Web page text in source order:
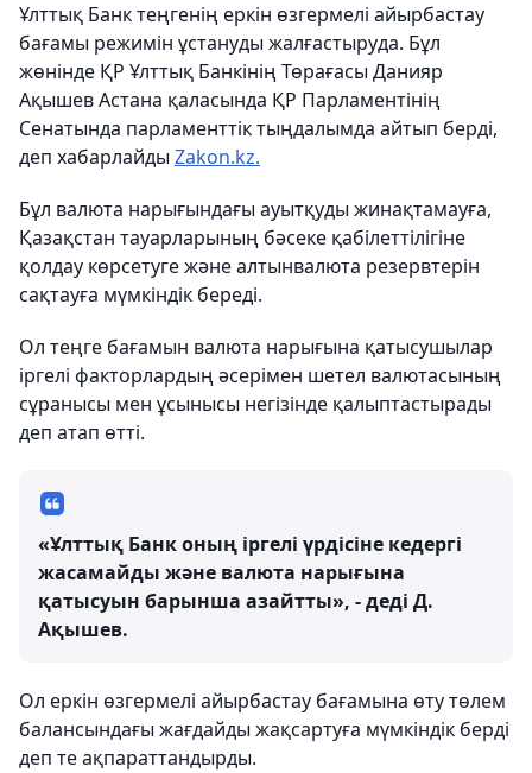
Ұлттық Банк теңгенің еркін өзгермелі айырбастау
бағамы режимін ұстануды жалғастыруда. Бұл
жөнінде ҚР Ұлттық Банкінің Төрағасы Данияр
Ақышев Астана қаласында ҚР Парламентінің
Сенатында парламенттік тыңдалымда айтып берді,
деп хабарлайды Zakon.kz.
Бұл валюта нарығындағы ауытқуды жинақтамауға,
Қазақстан тауарларының бәсеке қабілеттілігіне
қолдау көрсетуге және алтынвалюта резервтерін
сақтауға мүмкіндік береді.
Ол теңге бағамын валюта нарығына қатысушылар
іргелі факторлардың әсерімен шетел валютасының
сұранысы мен ұсынысы негізінде қалыптастырады
деп атап өтті.
«Ұлттық Банк оның іргелі үрдісіне кедергі
жасамайды және валюта нарығына
қатысуын барынша азайтты», - деді Д.
Ақышев.
Ол еркін өзгермелі айырбастау бағамына өту төлем
балансындағы жағдайды жақсартуға мүмкіндік берді
деп те ақпараттандырды.